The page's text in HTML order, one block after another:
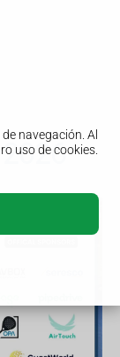
navegación. Al
uso de cookies.
2026